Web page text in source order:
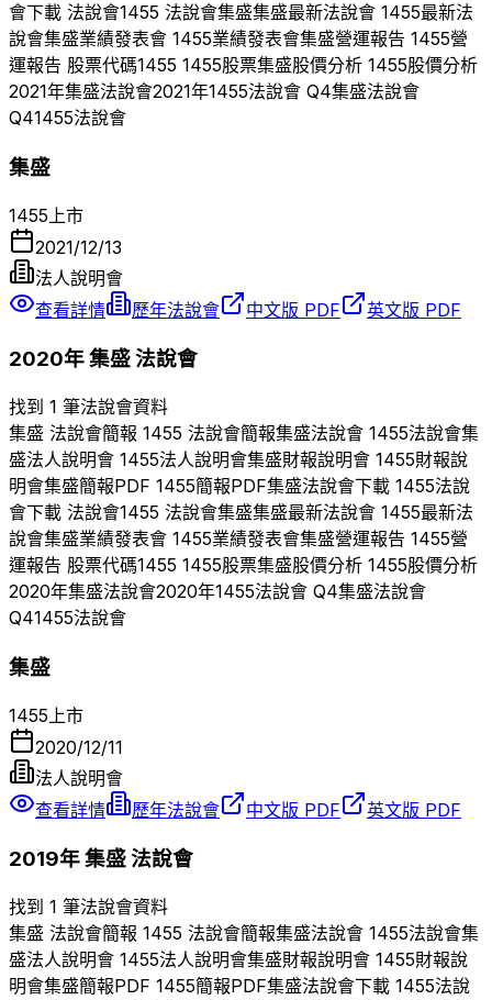
會下載 法說會1455 法說會集盛集盛最新法說會 1455最新法
說會集盛業績發表會 1455業績發表會集盛營運報告 1455營
運報告 股票代碼1455 1455股票集盛股價分析 1455股價分析
2021年集盛法說會2021年1455法說會 Q4集盛法說會
Q41455法說會
集盛
1455 上市
2021/12/13
法人說明會
查看詳情
歷年法說會 中文版 PDF 英文版 PDF
2020年集盛法說會
找到 1 筆法說會資料
集盛 法說會簡報 1455 法說會簡報集盛法說會 1455法說會集
盛法人說明會 1455法人說明會集盛財報說明會 1455財報說
明會集盛簡報PDF 1455簡報PDF集盛法說會下載 1455法說
會下載 法說會1455 法說會集盛集盛最新法說會 1455最新法
說會集盛業績發表會 1455業績發表會集盛營運報告 1455營
運報告 股票代碼1455 1455股票集盛股價分析 1455股價分析
2020年集盛法說會2020年1455法說會 Q4集盛法說會
Q41455法說會
集盛
1455 上市
2020/12/11
法人說明會
查看詳情
歷年法說會 中文版 PDF 英文版 PDF
2019年集盛法說會
找到 1 筆法說會資料
集盛 法說會簡報 1455 法說會簡報集盛法說會 1455法說會集
盛法人說明會 1455法人說明會集盛財報說明會 1455財報說
明會集盛簡報PDF 1455簡報PDF集盛法說會下載 1455法說